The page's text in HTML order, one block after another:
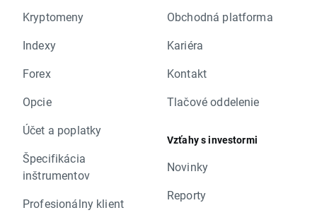
Kryptomeny
Indexy
Forex
Opcie
Účet a poplatky
Špecifikácia
inštrumentov
Profesionálny klient
Obchodná platforma
Kariéra
Kontakt
Tlačové oddelenie
Vzťahy s investormi
Novinky
Reporty